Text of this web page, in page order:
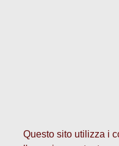
Questo sito utilizza i